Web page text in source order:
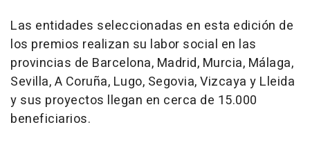
Las entidades seleccionadas en esta edición de
los premios realizan su labor social en las
provincias de Barcelona, Madrid, Murcia, Málaga,
Sevilla, A Coruña, Lugo, Segovia, Vizcaya y Lleida
y sus proyectos llegan en cerca de 15.000
beneficiarios.